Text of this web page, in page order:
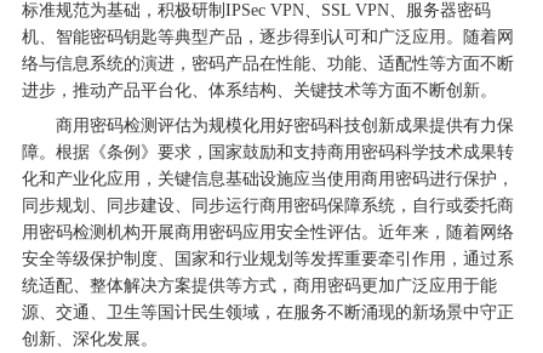
标准规范为基础，积极研制IPSec VPN、SSL VPN、服务器密码
机、智能密码钥匙等典型产品，逐步得到认可和广泛应用。随着网
络与信息系统的演进，密码产品在性能、功能、适配性等方面不断
进步，推动产品平台化、体系结构、关键技术等方面不断创新。
商用密码检测评估为规模化用好密码科技创新成果提供有力保
障。根据《条例》要求，国家鼓励和支持商用密码科学技术成果转
化和产业化应用，关键信息基础设施应当使用商用密码进行保护，
同步规划、同步建设、同步运行商用密码保障系统，自行或委托商
用密码检测机构开展商用密码应用安全性评估。近年来，随着网络
安全等级保护制度、国家和行业规划等发挥重要牵引作用，通过系
统适配、整体解决方案提供等方式，商用密码更加广泛应用于能
源、交通、卫生等国计民生领域，在服务不断涌现的新场景中守正
创新、深化发展。